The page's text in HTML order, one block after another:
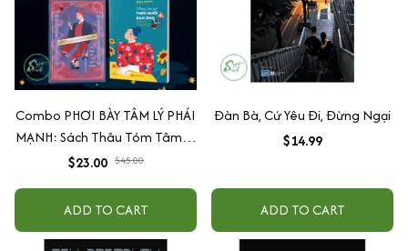
Combo PHƠI BÀY TÂM LÝ PHÁI
MẠNH: Sách Thâu Tóm Tâm Lý
Đàn Ông - Đàn Ông Bóc Phốt
Nhân + Đừng Bao Giờ Theo
$23.00 $45.00
ADD TO CART
Đàn Bà, Cứ Yêu Đi, Đừng Ngại
$14.99
ADD TO CART